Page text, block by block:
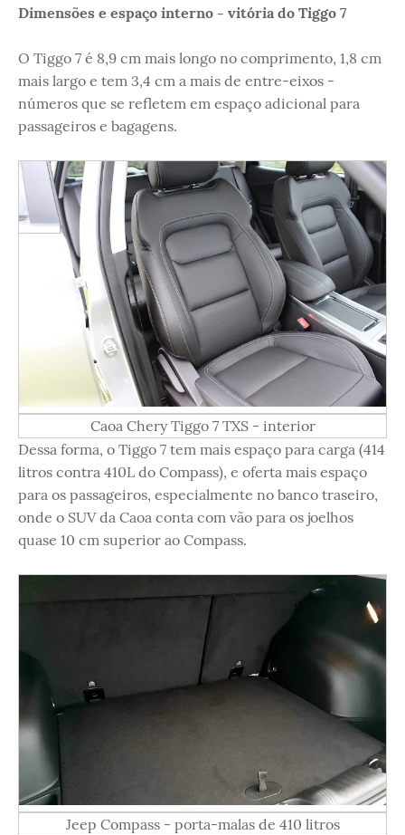
Dimensões e espaço interno - vitória do Tiggo 7
O Tiggo 7 é 8,9 cm mais longo no comprimento, 1,8 cm
mais largo e tem 3,4 cm a mais de entre-eixos -
números que se refletem em espaço adicional para
passageiros e bagagens.
Caoa Chery Tiggo 7 TXS - interior
Dessa forma, o Tiggo 7 tem mais espaço para carga (414
litros contra 410L do Compass), e oferta mais espaço
para os passageiros, especialmente no banco traseiro,
onde o SUV da Caoa conta com vão para os joelhos
quase 10 cm superior ao Compass.
Jeep Compass - porta-malas de 410 litros